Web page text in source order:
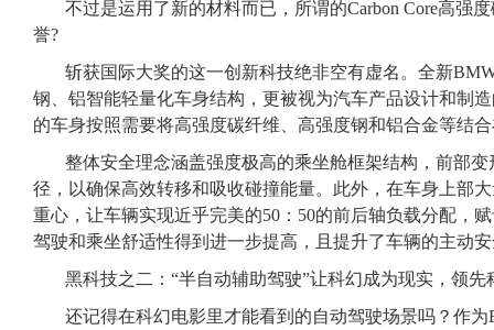
不过是运用了新的材料而已，所谓的Carbon Core高强
誉?
斩获国际大奖的这一创新科技绝非空有虚名。全新
钢、铝智能轻量化车身结构，更被视为汽车产品设计和制
的车身按照需要将高强度碳纤维、高强度钢和铝合金等结
整体安全理念涵盖强度极高的乘坐舱框架结构，前部
径，以确保高效转移和吸收碰撞能量。此外，在车身上部
重心，让车辆实现近乎完美的50：50的前后轴负载分配，
驾驶和乘坐舒适性得到进一步提高，且提升了车辆的主动
黑科技之二：“半自动辅助驾驶”让科幻成为现实，领先
还记得在科幻电影里才能看到的自动驾驶场景吗？作